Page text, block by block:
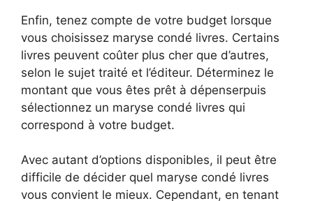
Enfin, tenez compte de votre budget lorsque
vous choisissez maryse condé livres. Certains
livres peuvent coûter plus cher que d’autres,
selon le sujet traité et l’éditeur. Déterminez le
montant que vous êtes prêt à dépenserpuis
sélectionnez un maryse condé livres qui
correspond à votre budget.
Avec autant d’options disponibles, il peut être
difficile de décider quel maryse condé livres
vous convient le mieux. Cependant, en tenant